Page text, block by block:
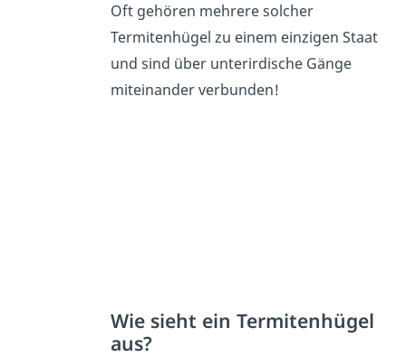
Oft gehören mehrere solcher
Termitenhügel zu einem einzigen Staat
und sind über unterirdische Gänge
miteinander verbunden!
Wie sieht ein Termitenhügel
aus?